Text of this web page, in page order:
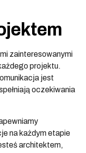
zainteresowanymi
projektu.
jest
oczekiwania
na każdym etapie
architektem,